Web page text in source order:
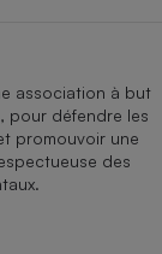
association à but
pour défendre les
promouvoir une
des